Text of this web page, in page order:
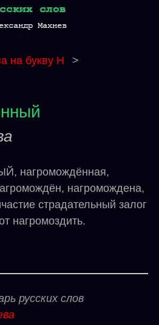
на букву Н >
нагромождённая,
нагромождена,
страдательный залог
нагромоздить.
русских слов